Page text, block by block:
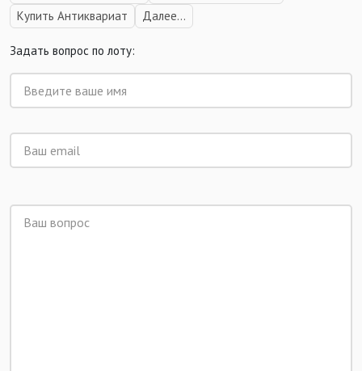
Купить Антиквариат
Далее...
Задать вопрос по лоту: